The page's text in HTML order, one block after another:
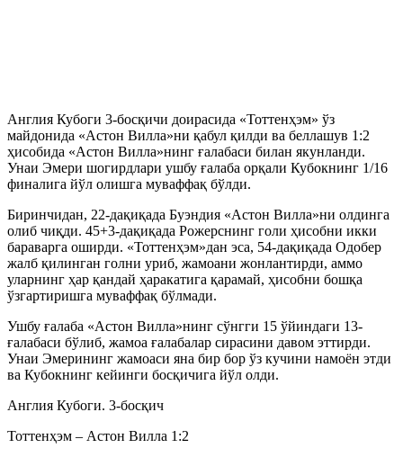
Англия Кубоги 3-босқичи доирасида «Тоттенҳэм» ўз
майдонида «Астон Вилла»ни қабул қилди ва беллашув 1:2
ҳисобида «Астон Вилла»нинг ғалабаси билан якунланди.
Унаи Эмери шогирдлари ушбу ғалаба орқали Кубокнинг 1/16
финалига йўл олишга муваффақ бўлди.
Биринчидан, 22-дақиқада Буэндия «Астон Вилла»ни олдинга
олиб чиқди. 45+3-дақиқада Рожерснинг голи ҳисобни икки
бараварга оширди. «Тоттенҳэм»дан эса, 54-дақиқада Одобер
жалб қилинган голни уриб, жамоани жонлантирди, аммо
уларнинг ҳар қандай ҳаракатига қарамай, ҳисобни бошқа
ўзгартиришга муваффақ бўлмади.
Ушбу ғалаба «Астон Вилла»нинг сўнгги 15 ўйиндаги 13-
ғалабаси бўлиб, жамоа ғалабалар сирасини давом эттирди.
Унаи Эмерининг жамоаси яна бир бор ўз кучини намоён этди
ва Кубокнинг кейинги босқичига йўл олди.
Англия Кубоги. 3-босқич
Тоттенҳэм – Астон Вилла 1:2